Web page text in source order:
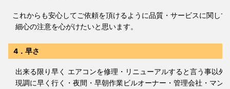
これからも安心してご依頼を頂けるように品質・サービスに関して
細心の注意を心がけたいと思います。
4．早さ
出来る限り早く エアコンを修理・リニューアルすると言う事以外
現調に早く行く・夜間・早朝作業ビルオーナー・管理会社・マン